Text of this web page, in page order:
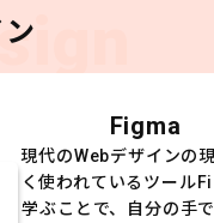
Figma
現代のWebデザインの
く使われているツール
学ぶことで、自分の手